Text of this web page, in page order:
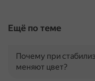
Ещё по теме
Почему при
меняют цвет?